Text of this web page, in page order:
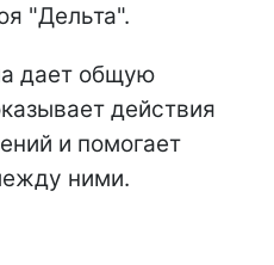
"Дельта".
дает общую
действия
и помогает
ними.